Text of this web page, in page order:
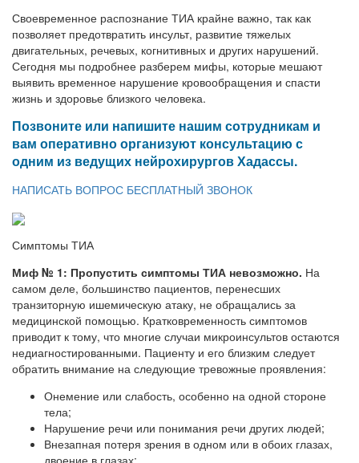
Своевременное распознание ТИА крайне важно, так как
позволяет предотвратить инсульт, развитие тяжелых
двигательных, речевых, когнитивных и других нарушений.
Сегодня мы подробнее разберем мифы, которые мешают
выявить временное нарушение кровообращения и спасти
жизнь и здоровье близкого человека.
Позвоните или напишите нашим сотрудникам и
вам оперативно организуют консультацию с
одним из ведущих нейрохирургов Хадассы.
НАПИСАТЬ ВОПРОС БЕСПЛАТНЫЙ ЗВОНОК
Симптомы ТИА
Миф № 1: Пропустить симптомы ТИА невозможно. На
самом деле, большинство пациентов, перенесших
транзиторную ишемическую атаку, не обращались за
медицинской помощью. Кратковременность симптомов
приводит к тому, что многие случаи микроинсультов остаются
недиагностированными. Пациенту и его близким следует
обратить внимание на следующие тревожные проявления:
Онемение или слабость, особенно на одной стороне
тела;
Нарушение речи или понимания речи других людей;
Внезапная потеря зрения в одном или в обоих глазах,
двоение в глазах;